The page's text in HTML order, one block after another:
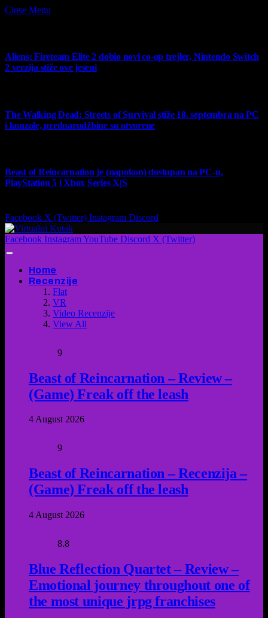
Close Menu
Aliens: Fireteam Elite 2 dobio novi co-op trejler, Nintendo Switch
2 verzija stiže ove jeseni
The Walking Dead: Streets of Survival stiže 18. septembra na PC
i konzole, prednarudžbine su otvorene
Beast of Reincarnation je (napokon) dostupan na PC-u,
PlayStation 5 i Xbox Series X|S
Facebook X (Twitter) Instagram Discord
Facebook InstagramYouTube Discord X (Twitter)
Home
Recenzije
Flat
VR
Video Recenzije
View All
9
Beast of Reincarnation – Review –
(Game) Freak off the leash
4 August 2026
9
Beast of Reincarnation – Recenzija –
(Game) Freak off the leash
4 August 2026
8.8
Blue Reflection Quartet – Review –
Emotional journey throughout one of
the most unique jrpg franchises